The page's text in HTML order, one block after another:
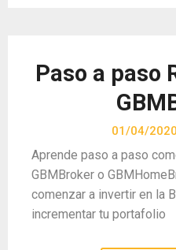
Paso a paso
01/04/2020
Aprende paso a paso
GBMBroker o
comenzar a invertir en la
incrementar tu portafolio